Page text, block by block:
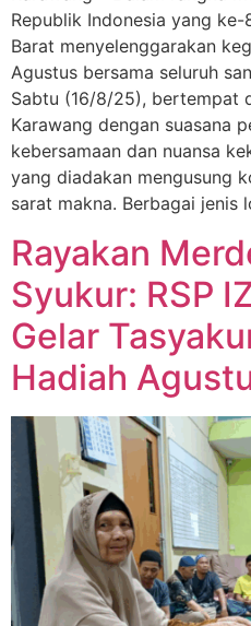
Republik Indonesia yang ke-
Barat menyelenggarakan
Agustus bersama seluruh
Sabtu (16/8/25), bertempat
Karawang dengan suasana
kebersamaan dan nuansa
yang diadakan mengusung
sarat makna. Berbagai jenis
Rayakan
Syukur: RSP
Gelar
Hadiah